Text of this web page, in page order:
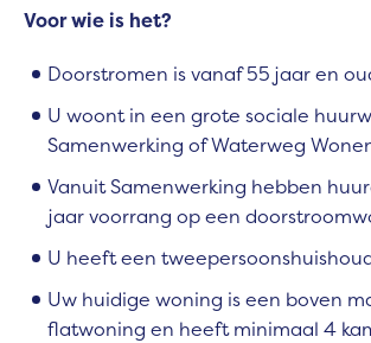
Voor wie is het?
Doorstromen is vanaf 55 jaar en
U woont in een grote sociale
Samenwerking of Waterweg
Vanuit Samenwerking hebben
jaar voorrang op een
U heeft een
Uw huidige woning is een boven
flatwoning en heeft minimaal 4